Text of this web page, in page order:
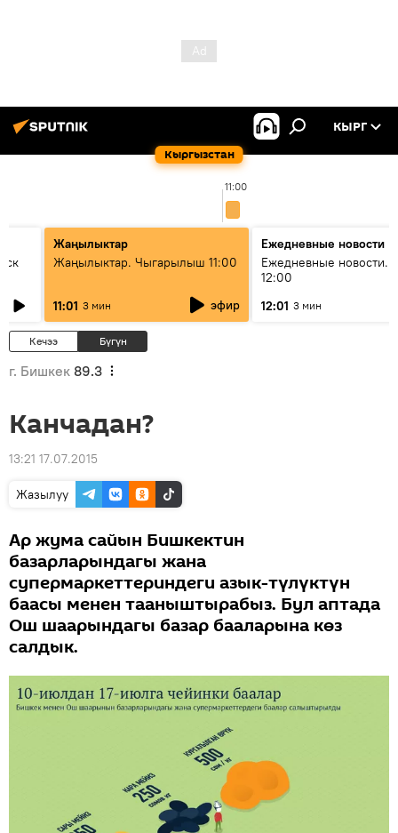
Кыргызстан
КЫРГ
11:00
Жаңылыктар
Жаңылыктар. Чыгарылыш 11:00
11:01 3 мин эфир
Ежедневные новости
Ежедневные новости.
12:00
12:01 3 мин
Кечээ Бүгүн
г. Бишкек 89.3
Канчадан?
13:21 17.07.2015
Жазылуу
Ар жума сайын Бишкектин
базарларындагы жана
супермаркеттериндеги азык-түлүктүн
баасы менен тааныштырабыз. Бул аптада
Ош шаарындагы базар бааларына көз
салдык.